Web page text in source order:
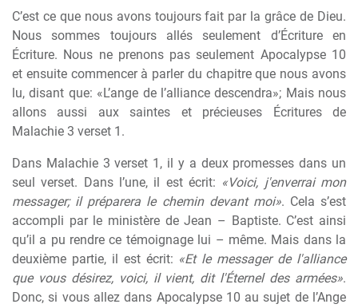
C’est ce que nous avons toujours fait par la grâce de Dieu.
Nous sommes toujours allés seulement d’Écriture en
Écriture. Nous ne prenons pas seulement Apocalypse 10
et ensuite commencer à parler du chapitre que nous avons
lu, disant que: «L’ange de l’alliance descendra»; Mais nous
allons aussi aux saintes et précieuses Écritures de
Malachie 3 verset 1.
Dans Malachie 3 verset 1, il y a deux promesses dans un
seul verset. Dans l’une, il est écrit: «Voici, j'enverrai mon
messager; il préparera le chemin devant moi». Cela s’est
accompli par le ministère de Jean – Baptiste. C’est ainsi
qu’il a pu rendre ce témoignage lui – même. Mais dans la
deuxième partie, il est écrit: «Et le messager de l'alliance
que vous désirez, voici, il vient, dit l'Éternel des armées».
Donc, si vous allez dans Apocalypse 10 au sujet de l’Ange